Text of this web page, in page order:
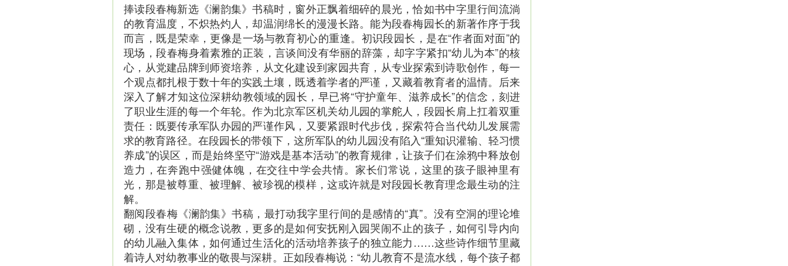
捧读段春梅新选《澜韵集》书稿时，窗外正飘着细碎的晨光，恰如书中字里行间流淌
的教育温度，不炽热灼人，却温润绵长的漫漫长路。能为段春梅园长的新著作序于我
而言，既是荣幸，更像是一场与教育初心的重逢。初识段园长，是在“作者面对面”的
现场，段春梅身着素雅的正装，言谈间没有华丽的辞藻，却字字紧扣“幼儿为本”的核
心，从党建品牌到师资培养，从文化建设到家园共育，从专业探索到诗歌创作，每一
个观点都扎根于数十年的实践土壤，既透着学者的严谨，又藏着教育者的温情。后来
深入了解才知这位深耕幼教领域的园长，早已将“守护童年、滋养成长”的信念，刻进
了职业生涯的每一个年轮。作为北京军区机关幼儿园的掌舵人，段园长肩上扛着双重
责任：既要传承军队办园的严谨作风，又要紧跟时代步伐，探索符合当代幼儿发展需
求的教育路径。在段园长的带领下，这所军队的幼儿园没有陷入“重知识灌输、轻习惯
养成”的误区，而是始终坚守“游戏是基本活动”的教育规律，让孩子们在涂鸦中释放创
造力，在奔跑中强健体魄，在交往中学会共情。家长们常说，这里的孩子眼神里有
光，那是被尊重、被理解、被珍视的模样，这或许就是对段园长教育理念最生动的注
解。
翻阅段春梅《澜韵集》书稿，最打动我字里行间的是感情的“真”。没有空洞的理论堆
砌，没有生硬的概念说教，更多的是如何安抚刚入园哭闹不止的孩子，如何引导内向
的幼儿融入集体，如何通过生活化的活动培养孩子的独立能力……这些诗作细节里藏
着诗人对幼教事业的敬畏与深耕。正如段春梅说：“幼儿教育不是流水线，每个孩子都